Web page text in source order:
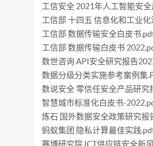
工信安全 2021年人工智能安
工信部 十四五 信息化和工业
工信部 数据传输安全白皮书
工信部 数据传输白皮书
数世咨询 API安全研究报告
数据分级分类实施参考案例集
数说安全 零信任安全产品研究
智慧城市标准化白皮书-
炼石 国外数据安全政策研究报
蚂蚁集团 隐私计算最佳实践
赛博研究院 ICT供应链安全新